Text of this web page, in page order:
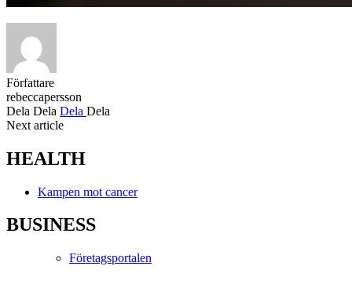
Författare
rebeccapersson
Dela Dela Dela Dela
Next article
HEALTH
Kampen mot cancer
BUSINESS
Företagsportalen